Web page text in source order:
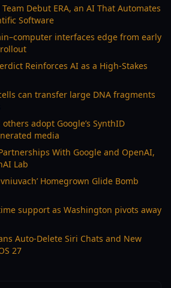
Debut ERA, an AI That Automates
Software
interfaces edge from early
Reinforces AI as a High-Stakes
can transfer large DNA fragments
adopt Google’s SynthID
media
With Google and OpenAI,
Lab
Homegrown Glide Bomb
support as Washington pivots away
Auto-Delete Siri Chats and New
27